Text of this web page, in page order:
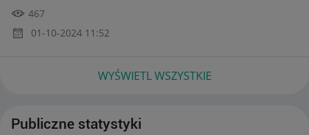
467
‎01-10-2024 11:52
WYŚWIETL WSZYSTKIE
Publiczne statystyki